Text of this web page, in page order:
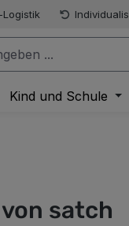
Kind und Schule
satch